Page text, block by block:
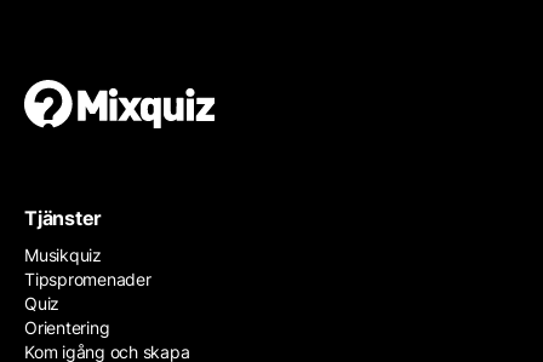
Tjänster
Musikquiz
Tipspromenader
Quiz
Orientering
Kom igång och skapa